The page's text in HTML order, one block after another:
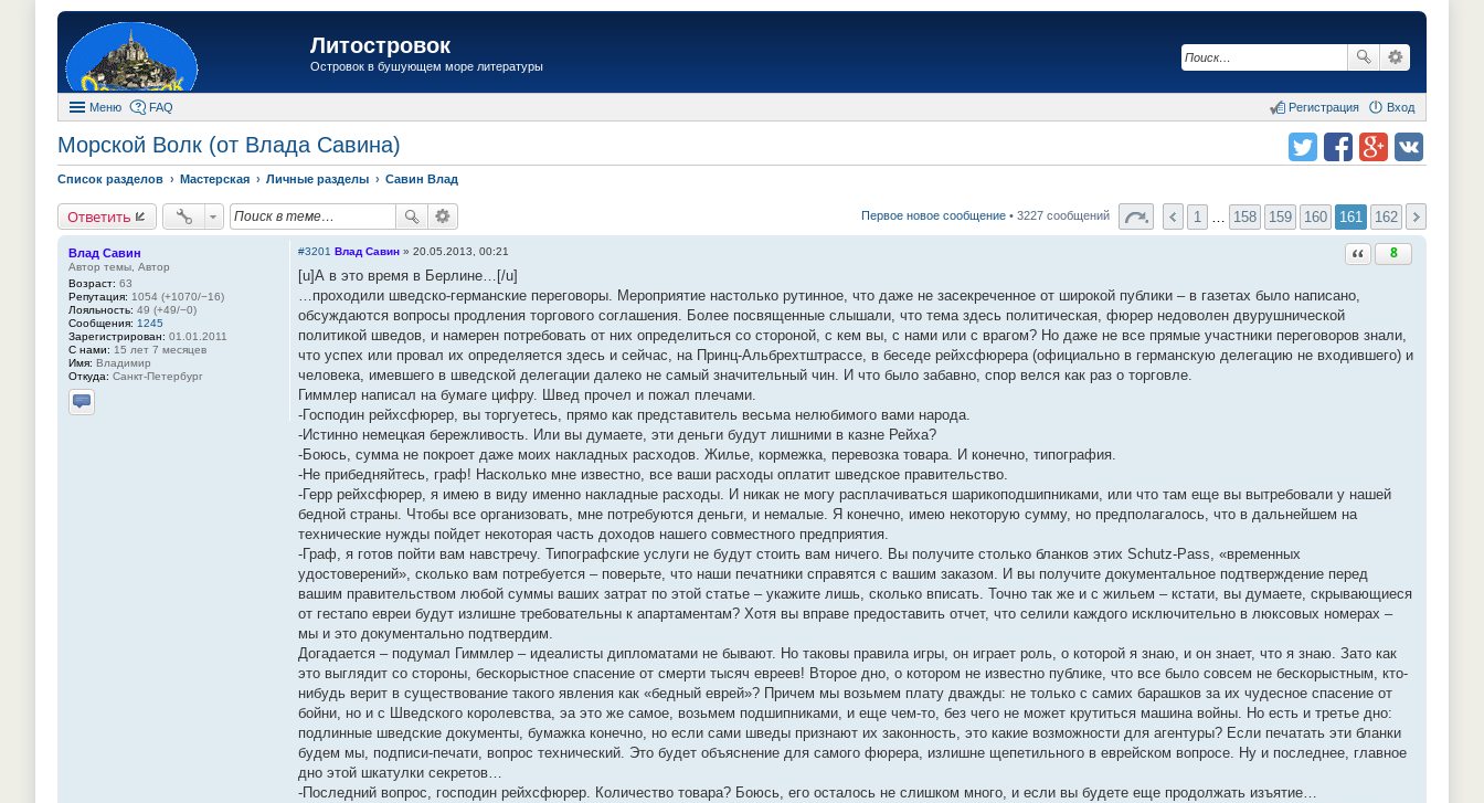
Литостровок
Островок в бушующем море литературы
Меню FAQ Вход
Регистрация
Морской Волк (от Влада Савина)
Список разделов Мастерская Личные разделы Савин Влад
Ответить Первое новое сообщение • 3227 сообщений 1 158 159 160 161 162
Влад Савин
Автор темы, Автор
Возраст: 63
Репутация: 1054 (+1070/−16)
Лояльность: 49 (+49/−0)
Сообщения: 1245
Зарегистрирован: 01.01.2011
С нами: 15 лет 7 месяцев
Имя: Владимир
Откуда: Санкт-Петербург
Отправить личное сообщение
Ответить с цитатой
8
#3201 Влад Савин » 20.05.2013, 00:21
[u]А в это время в Берлине…[/u]
…проходили шведско-германские переговоры. Мероприятие настолько рутинное, что даже не засекреченное от широкой публики – в газетах было написано,
обсуждаются вопросы продления торгового соглашения. Более посвященные слышали, что тема здесь политическая, фюрер недоволен двурушнической
политикой шведов, и намерен потребовать от них определиться со стороной, с кем вы, с нами или с врагом? Но даже не все прямые участники переговоров знали,
что успех или провал их определяется здесь и сейчас, на Принц-Альбрехтштрассе, в беседе рейхсфюрера (официально в германскую делегацию не входившего) и
человека, имевшего в шведской делегации далеко не самый значительный чин. И что было забавно, спор велся как раз о торговле.
Гиммлер написал на бумаге цифру. Швед прочел и пожал плечами.
-Господин рейхсфюрер, вы торгуетесь, прямо как представитель весьма нелюбимого вами народа.
-Истинно немецкая бережливость. Или вы думаете, эти деньги будут лишними в казне Рейха?
-Боюсь, сумма не покроет даже моих накладных расходов. Жилье, кормежка, перевозка товара. И конечно, типография.
-Не прибедняйтесь, граф! Насколько мне известно, все ваши расходы оплатит шведское правительство.
-Герр рейхсфюрер, я имею в виду именно накладные расходы. И никак не могу расплачиваться шарикоподшипниками, или что там еще вы вытребовали у нашей
бедной страны. Чтобы все организовать, мне потребуются деньги, и немалые. Я конечно, имею некоторую сумму, но предполагалось, что в дальнейшем на
технические нужды пойдет некоторая часть доходов нашего совместного предприятия.
-Граф, я готов пойти вам навстречу. Типографские услуги не будут стоить вам ничего. Вы получите столько бланков этих Schutz-Pass, «временных
удостоверений», сколько вам потребуется – поверьте, что наши печатники справятся с вашим заказом. И вы получите документальное подтверждение перед
вашим правительством любой суммы ваших затрат по этой статье – укажите лишь, сколько вписать. Точно так же и с жильем – кстати, вы думаете, скрывающиеся
от гестапо евреи будут излишне требовательны к апартаментам? Хотя вы вправе предоставить отчет, что селили каждого исключительно в люксовых номерах –
мы и это документально подтвердим.
Догадается – подумал Гиммлер – идеалисты дипломатами не бывают. Но таковы правила игры, он играет роль, о которой я знаю, и он знает, что я знаю. Зато как
это выглядит со стороны, бескорыстное спасение от смерти тысяч евреев! Второе дно, о котором не известно публике, что все было совсем не бескорыстным, кто-
нибудь верит в существование такого явления как «бедный еврей»? Причем мы возьмем плату дважды: не только с самих барашков за их чудесное спасение от
бойни, но и с Шведского королевства, эа это же самое, возьмем подшипниками, и еще чем-то, без чего не может крутиться машина войны. Но есть и третье дно:
подлинные шведские документы, бумажка конечно, но если сами шведы признают их законность, это какие возможности для агентуры? Если печатать эти бланки
будем мы, подписи-печати, вопрос технический. Это будет объяснение для самого фюрера, излишне щепетильного в еврейском вопросе. Ну и последнее, главное
дно этой шкатулки секретов…
-Последний вопрос, господин рейхсфюрер. Количество товара? Боюсь, его осталось не слишком много, и если вы будете еще продолжать изъятие…